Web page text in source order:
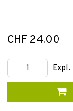
CHF 24.00
Expl.